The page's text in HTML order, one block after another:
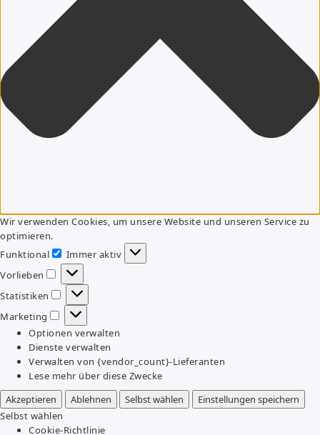
Wir verwenden Cookies, um unsere Website und unseren Service zu
optimieren.
Funktional
Funktional
Immer aktiv
Vorlieben
Vorlieben
Statistiken
Statistiken
Marketing
Marketing
Optionen verwalten
Dienste verwalten
Verwalten von {vendor_count}-Lieferanten
Lese mehr über diese Zwecke
Akzeptieren
Ablehnen Selbst wählen
Einstellungen speichern
Selbst wählen
Cookie-Richtlinie